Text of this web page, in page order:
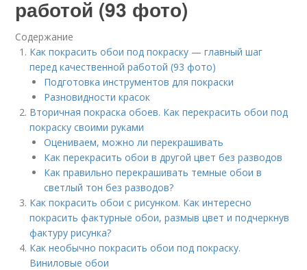
работой (93 фото)
Содержание
Как покрасить обои под покраску — главный шаг
перед качественной работой (93 фото)
Подготовка инструментов для покраски
Разновидности красок
Вторичная покраска обоев. Как перекрасить обои под
покраску своими руками
Оцениваем, можно ли перекрашивать
Как перекрасить обои в другой цвет без разводов
Как правильно перекрашивать темные обои в
светлый тон без разводов?
Как покрасить обои с рисунком. Как интересно
покрасить фактурные обои, размыв цвет и подчеркнув
фактуру рисунка?
Как необычно покрасить обои под покраску.
Виниловые обои